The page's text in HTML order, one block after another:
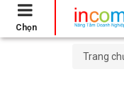
Chọn
Trang